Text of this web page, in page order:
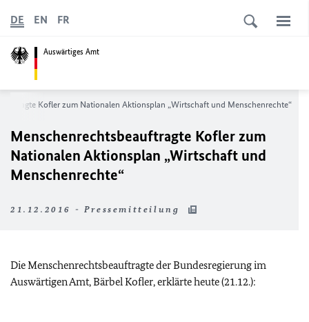
Auswärtiges Amt
DE EN FR
Kofler zum Nationalen Aktionsplan „Wirtschaft und Menschenrechte“
Menschenrechtsbeauftragte Kofler zum
Nationalen Aktionsplan „Wirtschaft und
Menschenrechte“
21.12.2016 - Pressemitteilung
Die Menschenrechtsbeauftragte der Bundesregierung im
Auswärtigen Amt, Bärbel Kofler, erklärte heute (21.12.):